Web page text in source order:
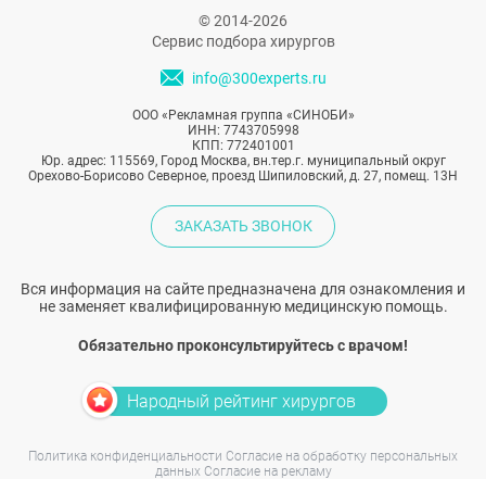
© 2014-2026
Сервис подбора хирургов
info@300experts.ru
ООО «Рекламная группа «СИНОБИ»
ИНН: 7743705998
КПП: 772401001
Юр. адрес: 115569, Город Москва, вн.тер.г. муниципальный округ
Орехово-Борисово Северное, проезд Шипиловский, д. 27, помещ. 13Н
ЗАКАЗАТЬ ЗВОНОК
Вся информация на сайте предназначена для ознакомления и
не заменяет квалифицированную медицинскую помощь.
Обязательно проконсультируйтесь с врачом!
Народный рейтинг хирургов
Политика конфиденциальности Согласие на обработку персональных
данных Согласие на рекламу